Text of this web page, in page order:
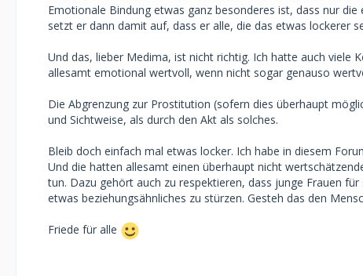
Emotionale Bindung etwas ganz besonderes ist, dass nur
setzt er dann damit auf, dass er alle, die das etwas lockerer
Und das, lieber Medima, ist nicht richtig. Ich hatte auch viele
allesamt emotional wertvoll, wenn nicht sogar genauso
Die Abgrenzung zur Prostitution (sofern dies überhaupt
und Sichtweise, als durch den Akt als solches.
Bleib doch einfach mal etwas locker. Ich habe in diesem
Und die hatten allesamt einen überhaupt nicht
tun. Dazu gehört auch zu respektieren, dass junge Frauen
etwas beziehungsähnliches zu stürzen. Gesteh das den
Friede für alle